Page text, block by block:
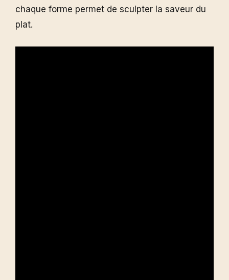
chaque forme permet de sculpter la saveur du
plat.